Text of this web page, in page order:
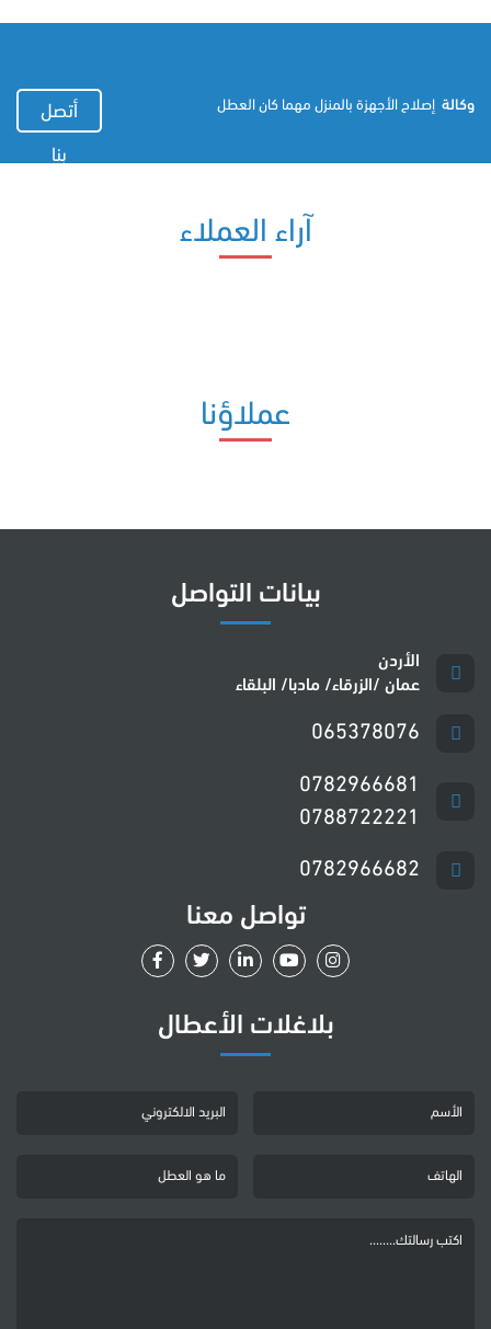
وكالة إصلاح الأجهزة بالمنزل مهما كان العطل أتصل
بنا
آراء العملاء
عملاؤنا
بيانات التواصل
عمان /الزرقاء/ مادبا/ البلقاء
065378076
0782966681
0788722221
0782966682
تواصل معنا
بلاغلات الأعطال